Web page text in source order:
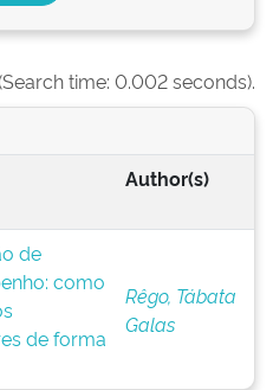
time: 0.002 seconds).
Author(s)
de
como
de forma
Rêgo, Tábata
Galas